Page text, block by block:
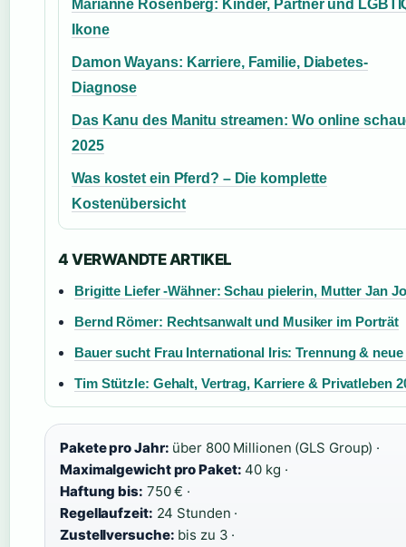
Marianne Rosenberg: Kinder, Partner und
Ikone
Damon Wayans: Karriere, Familie, Diabetes-
Diagnose
Das Kanu des Manitu streamen: Wo online
2025
Was kostet ein Pferd? – Die komplette
Kostenübersicht
4 VERWANDTE ARTIKEL
Brigitte Liefer -Wähner: Schau pielerin, Mutter Jan
Bernd Römer: Rechtsanwalt und Musiker im Porträt
Bauer sucht Frau International Iris: Trennung & neue
Tim Stützle: Gehalt, Vertrag, Karriere & Privatleben
Pakete pro Jahr: über 800 Millionen (GLS Group) ·
Maximalgewicht pro Paket: 40 kg ·
Haftung bis: 750 € ·
Regellaufzeit: 24 Stunden ·
Zustellversuche: bis zu 3 ·